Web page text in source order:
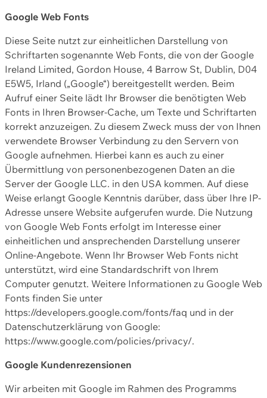
Google Web Fonts
Diese Seite nutzt zur einheitlichen Darstellung von
Schriftarten sogenannte Web Fonts, die von der Google
Ireland Limited, Gordon House, 4 Barrow St, Dublin, D04
E5W5, Irland („Google“) bereitgestellt werden. Beim
Aufruf einer Seite lädt Ihr Browser die benötigten Web
Fonts in Ihren Browser-Cache, um Texte und Schriftarten
korrekt anzuzeigen. Zu diesem Zweck muss der von Ihnen
verwendete Browser Verbindung zu den Servern von
Google aufnehmen. Hierbei kann es auch zu einer
Übermittlung von personenbezogenen Daten an die
Server der Google LLC. in den USA kommen. Auf diese
Weise erlangt Google Kenntnis darüber, dass über Ihre IP-
Adresse unsere Website aufgerufen wurde. Die Nutzung
von Google Web Fonts erfolgt im Interesse einer
einheitlichen und ansprechenden Darstellung unserer
Online-Angebote. Wenn Ihr Browser Web Fonts nicht
unterstützt, wird eine Standardschrift von Ihrem
Computer genutzt. Weitere Informationen zu Google Web
Fonts finden Sie unter
https://developers.google.com/fonts/faq und in der
Datenschutzerklärung von Google:
https://www.google.com/policies/privacy/.
Google Kundenrezensionen
Wir arbeiten mit Google im Rahmen des Programms